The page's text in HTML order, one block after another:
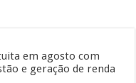
em agosto com
e geração de renda